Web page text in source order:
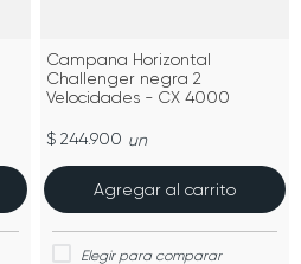
Campana Horizontal
Challenger negra 2
Velocidades - CX 4000
$ 244.900 un
Agregar al carrito